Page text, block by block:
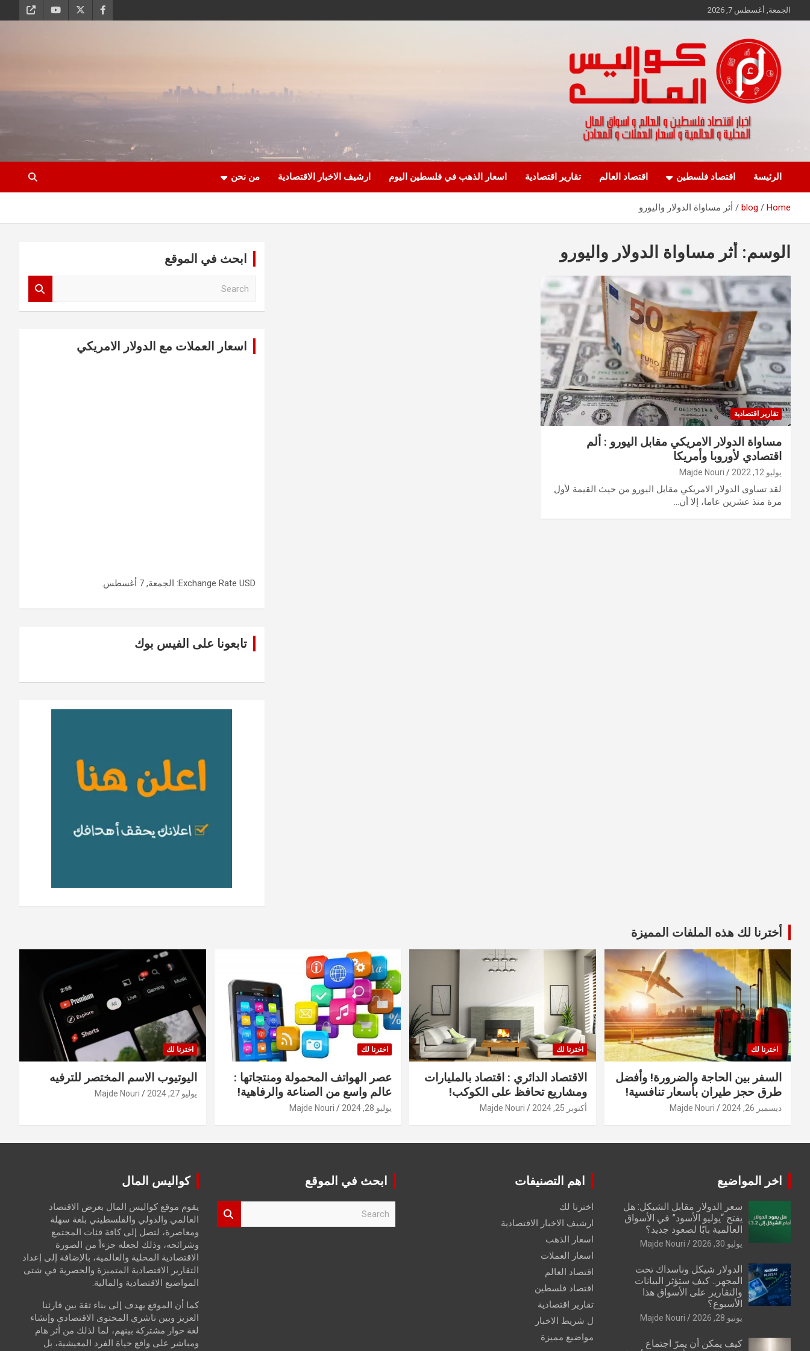
to
الجمعة, أغسطس 7, 2026
كواليس المال
الرئيسة اقتصاد فلسطين اقتصاد العالم تقارير اقتصادية اسعار الذهب في فلسطين اليوم ارشيف الاخبار الاقتصادية من نحن
Home
blog أثر مساواة الدولار واليورو
الوسم: أثر مساواة الدولار واليورو
تقارير اقتصادية
مساواة الدولار الامريكي مقابل اليورو : ألم
اقتصادي لأوروبا وأمريكا
يوليو 12, 2022 Majde Nouri
لقد تساوى الدولار الامريكي مقابل اليورو من حيث القيمة لأول
مرة منذ عشرين عاما، إلا أن…
ابحث في الموقع
اسعار العملات مع الدولار الامريكي
Exchange Rate USD : الجمعة, 7 أغسطس.
تابعونا على الفيس بوك
أخترنا لك هذه الملفات المميزة
اخترنا لك
السفر بين الحاجة والضرورة! وأفضل
طرق حجز طيران بأسعار تنافسية!
ديسمبر 26, 2024 Majde Nouri
اخترنا لك
الاقتصاد الدائري : اقتصاد بالمليارات
ومشاريع تحافظ على الكوكب!
أكتوبر 25, 2024 Majde Nouri
اخترنا لك
عصر الهواتف المحمولة ومنتجاتها :
عالم واسع من الصناعة والرفاهية!
يوليو 28, 2024 Majde Nouri
اخترنا لك
اليوتيوب الاسم المختصر للترفيه
يوليو 27, 2024 Majde Nouri
اخر المواضيع
سعر الدولار مقابل الشيكل: هل
يفتح “يوليو الأسود” في الأسواق
العالمية بابًا لصعود جديد؟
يوليو 30, 2026 Majde Nouri
الدولار شيكل وناسداك تحت
المجهر.. كيف ستؤثر البيانات
والتقارير على الأسواق هذا
الأسبوع؟
يونيو 28, 2026 Majde Nouri
كيف يمكن أن يمرّ اجتماع
اهم التصنيفات
اخترنا لك
ارشيف الاخبار الاقتصادية
اسعار الذهب
اسعار العملات
اقتصاد العالم
اقتصاد فلسطين
تقارير اقتصادية
ل شريط الاخبار
مواضيع مميزة
ابحث في الموقع كواليس المال
يقوم موقع كواليس المال بعرض الاقتصاد
العالمي والدولي والفلسطيني بلغة سهلة
ومعاصرة، لتصل إلى كافة فئات المجتمع
وشرائحه، وذلك لجعله جزءاً من الصورة
الاقتصادية المحلية والعالمية، بالإضافة إلى إعداد
التقارير الاقتصادية المتميزة والحصرية في شتى
المواضيع الاقتصادية والمالية.
كما أن الموقع يهدف إلى بناء ثقة بين قارئنا
العزيز وبين ناشري المحتوى الاقتصادي وإنشاء
لغة حوار مشتركة بينهم، لما لذلك من أثر هام
ومباشر على واقع حياة الفرد المعيشية، بل